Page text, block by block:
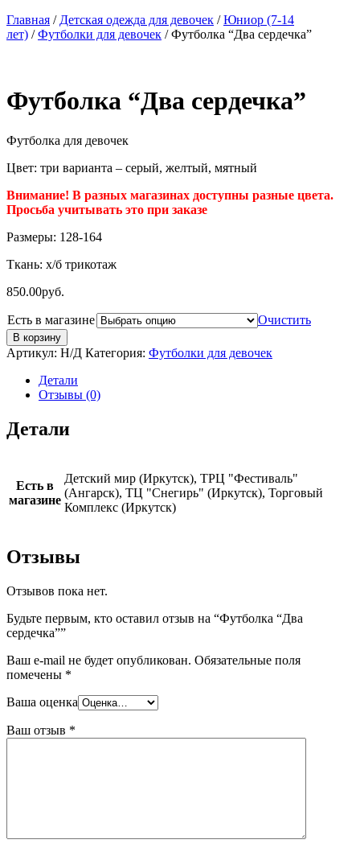
Главная / Детская одежда для девочек /Юниор (7-14
лет) /Футболки для девочек / Футболка “Два сердечка”
Футболка “Два сердечка”
Футболка для девочек
Цвет: три варианта – серый, желтый, мятный
Внимание! В разных магазинах доступны разные цвета.
Просьба учитывать это при заказе
Размеры: 128-164
Ткань: х/б трикотаж
850.00руб.
Есть в магазине Очистить
В корзину
Артикул: Н/Д Категория: Футболки для девочек
Детали
Отзывы (0)
Детали
Есть в
магазине
Детский мир (Иркутск), ТРЦ "Фестиваль"
(Ангарск), ТЦ "Снегирь" (Иркутск), Торговый
Комплекс (Иркутск)
Отзывы
Отзывов пока нет.
Будьте первым, кто оставил отзыв на “Футболка “Два
сердечка””
Ваш e-mail не будет опубликован. Обязательные поля
помечены *
Ваша оценка
Ваш отзыв *